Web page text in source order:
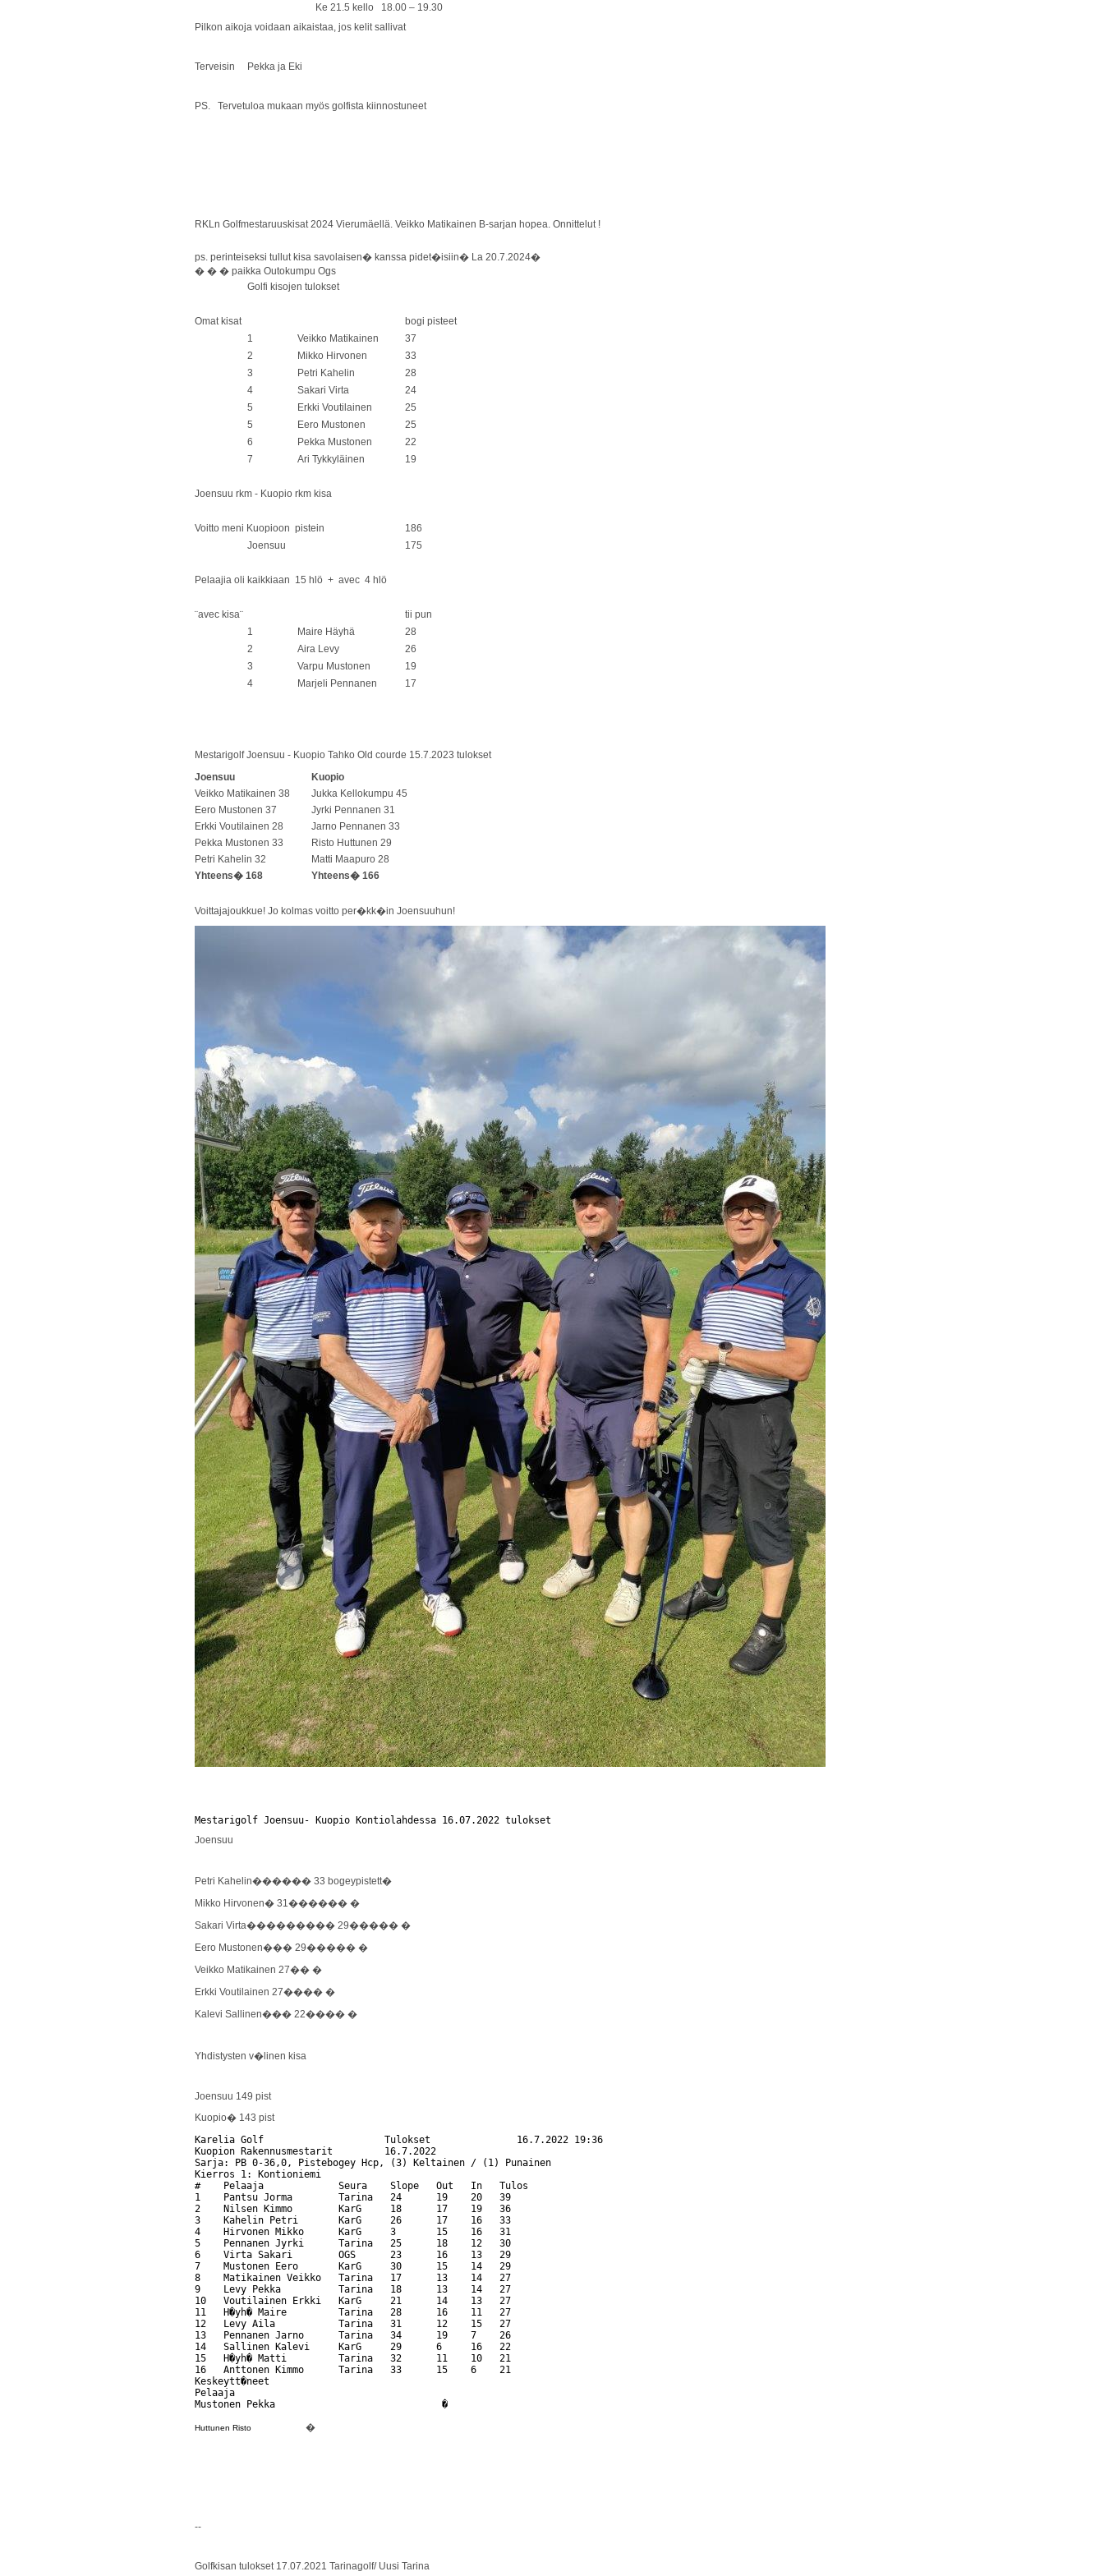
Ke 21.5 kello 18.00 – 19.30
Pilkon aikoja voidaan aikaistaa, jos kelit sallivat
Terveisin Pekka ja Eki
PS. Tervetuloa mukaan myös golfista kiinnostuneet
RKLn Golfmestaruuskisat 2024 Vierumäellä. Veikko Matikainen B-sarjan hopea. Onnittelut !
ps. perinteiseksi tullut kisa savolaisen� kanssa pidet�isiin� La 20.7.2024�
� � � paikka Outokumpu Ogs
Golfi kisojen tulokset
Omat kisat
bogi pisteet
1
Veikko Matikainen
37
2
Mikko Hirvonen
33
3
Petri Kahelin
28
4
Sakari Virta
24
5
Erkki Voutilainen
25
5
Eero Mustonen
25
6
Pekka Mustonen
22
7
Ari Tykkyläinen 19
Joensuu rkm - Kuopio rkm kisa
Voitto meni Kuopioon pistein
186
Joensuu
175
Pelaajia oli kaikkiaan 15 hlö + avec 4 hlö
¨avec kisa¨
tii pun
1
Maire Häyhä
28
2
Aira Levy
26
3
Varpu Mustonen
19
4
Marjeli Pennanen 17
Mestarigolf Joensuu - Kuopio Tahko Old courde 15.7.2023 tulokset
Joensuu
Kuopio
Veikko Matikainen 38
Jukka Kellokumpu 45
Eero Mustonen 37
Jyrki Pennanen 31
Erkki Voutilainen 28
Jarno Pennanen 33
Pekka Mustonen 33
Risto Huttunen 29
Petri Kahelin 32
Matti Maapuro 28
Yhteens� 168
Yhteens� 166
Voittajajoukkue! Jo kolmas voitto per�kk�in Joensuuhun!
Mestarigolf Joensuu- Kuopio Kontiolahdessa 16.07.2022 tulokset
Joensuu
Petri Kahelin������ 33 bogeypistett�
Mikko Hirvonen� 31������ �
Sakari Virta��������� 29����� �
Eero Mustonen��� 29����� �
Veikko Matikainen 27�� �
Erkki Voutilainen 27���� �
Kalevi Sallinen��� 22���� �
Yhdistysten v�linen kisa
Joensuu 149 pist
Kuopio� 143 pist
Karelia Golf                     Tulokset               16.7.2022 19:36
Kuopion Rakennusmestarit         16.7.2022
Sarja: PB 0-36,0, Pistebogey Hcp, (3) Keltainen / (1) Punainen
Kierros 1: Kontioniemi
#    Pelaaja             Seura    Slope   Out   In   Tulos
1    Pantsu Jorma        Tarina   24      19    20   39
2    Nilsen Kimmo        KarG     18      17    19   36
3    Kahelin Petri       KarG     26      17    16   33
4    Hirvonen Mikko      KarG     3       15    16   31
5    Pennanen Jyrki      Tarina   25      18    12   30
6    Virta Sakari        OGS      23      16    13   29
7    Mustonen Eero       KarG     30      15    14   29
8    Matikainen Veikko   Tarina   17      13    14   27
9    Levy Pekka          Tarina   18      13    14   27
10   Voutilainen Erkki   KarG     21      14    13   27
11   H�yh� Maire         Tarina   28      16    11   27
12   Levy Aila           Tarina   31      12    15   27
13   Pennanen Jarno      Tarina   34      19    7    26
14   Sallinen Kalevi     KarG     29      6     16   22
15   H�yh� Matti         Tarina   32      11    10   21
16   Anttonen Kimmo      Tarina   33      15    6    21
Keskeytt�neet
Pelaaja
Huttunen Risto �
--
Golfkisan tulokset 17.07.2021 Tarinagolf/ Uusi Tarina